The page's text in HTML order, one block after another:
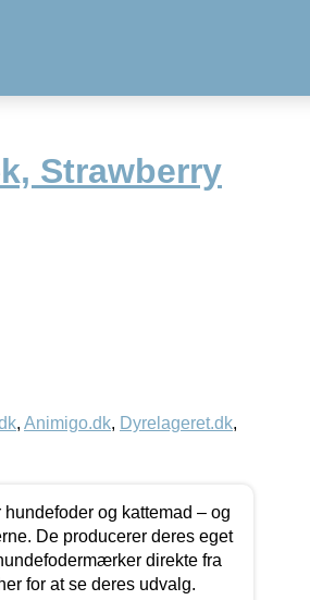
Strawberry
, Animigo.dk, Dyrelageret.dk,
og kattemad – og
De producerer deres eget
direkte fra
for at se deres udvalg.